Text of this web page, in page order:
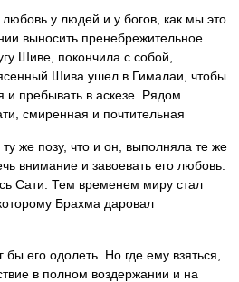
любовь у людей и у богов, как мы это
выносить пренебрежительное
Шиве, покончила с собой,
Шива ушел в Гималаи, чтобы
и пребывать в аскезе. Рядом
смиренная и почтительная
же позу, что и он, выполняла те же
внимание и завоевать его любовь.
Сати. Тем временем миру стал
Брахма даровал
его одолеть. Но где ему взяться,
в полном воздержании и на